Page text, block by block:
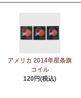
アメリカ 2014年星条旗
コイル
120円(税込)